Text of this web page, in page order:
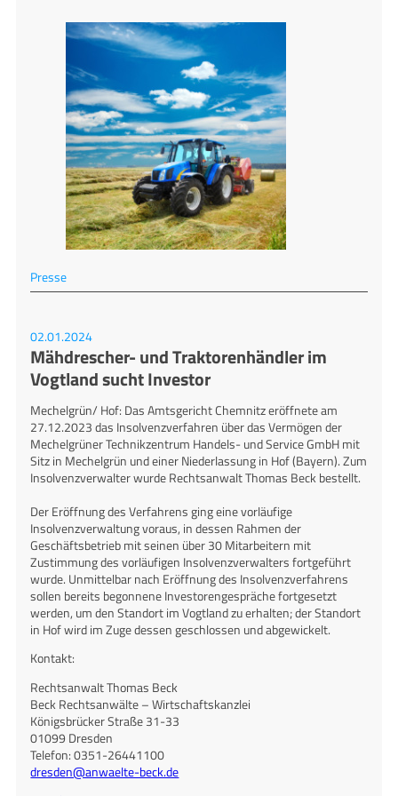
Presse
02.01.2024
Mähdrescher- und Traktorenhändler im
Vogtland sucht Investor
Mechelgrün/ Hof: Das Amtsgericht Chemnitz eröffnete am
27.12.2023 das Insolvenzverfahren über das Vermögen der
Mechelgrüner Technikzentrum Handels- und Service GmbH mit
Sitz in Mechelgrün und einer Niederlassung in Hof (Bayern). Zum
Insolvenzverwalter wurde Rechtsanwalt Thomas Beck bestellt.
Der Eröffnung des Verfahrens ging eine vorläufige
Insolvenzverwaltung voraus, in dessen Rahmen der
Geschäftsbetrieb mit seinen über 30 Mitarbeitern mit
Zustimmung des vorläufigen Insolvenzverwalters fortgeführt
wurde. Unmittelbar nach Eröffnung des Insolvenzverfahrens
sollen bereits begonnene Investorengespräche fortgesetzt
werden, um den Standort im Vogtland zu erhalten; der Standort
in Hof wird im Zuge dessen geschlossen und abgewickelt.
Kontakt:
Rechtsanwalt Thomas Beck
Beck Rechtsanwälte – Wirtschaftskanzlei
Königsbrücker Straße 31-33
01099 Dresden
Telefon: 0351-26441100
dresden@anwaelte-beck.de